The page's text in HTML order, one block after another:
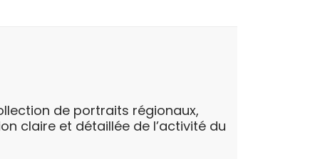
de portraits régionaux,
claire et détaillée de l’activité du